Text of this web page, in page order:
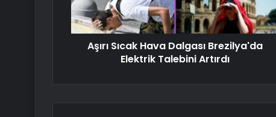
Aşırı Sıcak Hava Dalgası Brezilya'da
Elektrik Talebini Artırdı